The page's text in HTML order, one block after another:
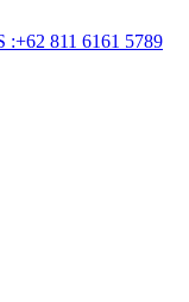
:+62 811 6161 5789